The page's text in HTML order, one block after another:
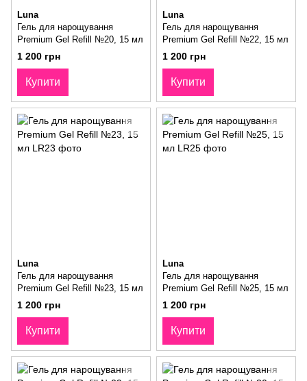
Luna
Гель для нарощування
Premium Gel Refill №20, 15 мл
1 200 грн
Купити
Luna
Гель для нарощування
Premium Gel Refill №22, 15 мл
1 200 грн
Купити
Luna
Гель для нарощування
Premium Gel Refill №23, 15 мл
1 200 грн
Купити
Luna
Гель для нарощування
Premium Gel Refill №25, 15 мл
1 200 грн
Купити